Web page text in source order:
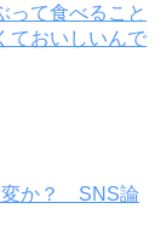
って食べること
ておいしいんで
変か？ SNS論